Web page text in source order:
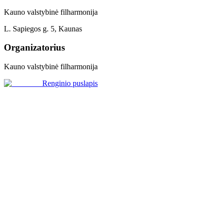
Kauno valstybinė filharmonija
L. Sapiegos g. 5, Kaunas
Organizatorius
Kauno valstybinė filharmonija
Renginio puslapis